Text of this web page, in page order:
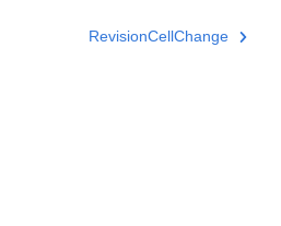
RevisionCellChange